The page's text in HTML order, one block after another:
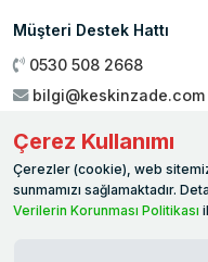
Müşteri Destek Hattı
0530 508 2668
bilgi@keskinzade.com
Genel Merkez:
Ballıca / SAMSUN
Çerez Kullanımı
Çerezler (cookie), web
sunmamızı sağlamaktadır.
Verilerin Korunması Politikası